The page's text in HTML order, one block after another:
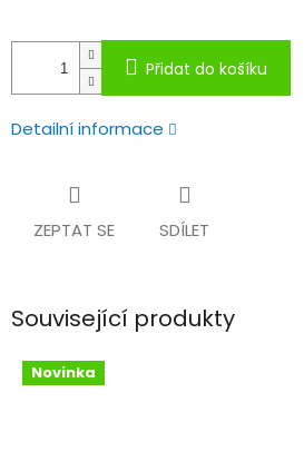
Přidat do košíku
Detailní informace
ZEPTAT SE SDÍLET
Související produkty
Novinka